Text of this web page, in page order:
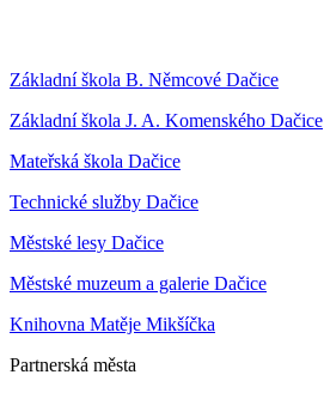
Základní škola B. Němcové Dačice
Základní škola J. A. Komenského Dačice
Mateřská škola Dačice
Technické služby Dačice
Městské lesy Dačice
Městské muzeum a galerie Dačice
Knihovna Matěje Mikšíčka
Partnerská města